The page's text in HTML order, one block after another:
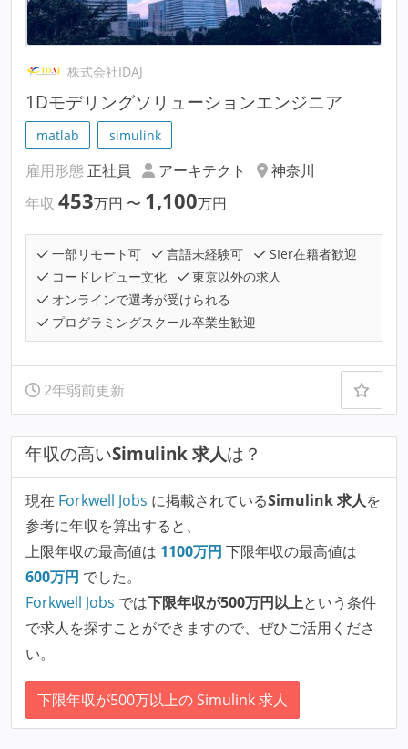
株式会社IDAJ
1Dモデリングソリューションエンジニア
matlab simulink
雇用形態 正社員 アーキテクト
神奈川
年収 453万円 〜 1,100万円
一部リモート可 言語未経験可
SIer在籍者歓迎
コードレビュー文化
東京以外の求人
オンラインで選考が受けられる
プログラミングスクール卒業生歓迎
2年弱前更新
年収の高いSimulink 求人は？
現在 Forkwell Jobs に掲載されているSimulink 求人を
参考に年収を算出すると、
上限年収の最高値は 1100万円 下限年収の最高値は
600万円 でした。
Forkwell Jobs では下限年収が500万円以上という条件
で求人を探すことができますので、ぜひご活用くださ
い。
下限年収が500万以上の Simulink 求人